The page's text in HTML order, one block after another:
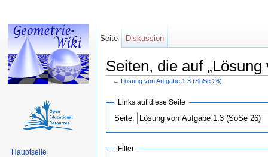
Seiten, die auf
← Lösung von Aufgabe 1.3 (SoSe 26)
Links auf diese Seite
Seite:
Filter
Seite Diskussion
Hauptseite